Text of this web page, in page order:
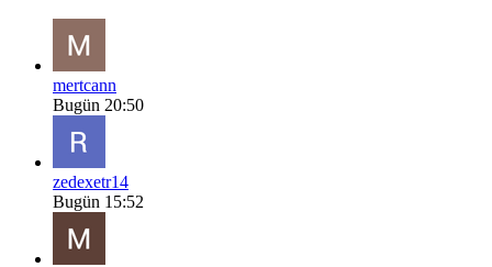
mertcann
Bugün 20:50
zedexetr14
Bugün 15:52